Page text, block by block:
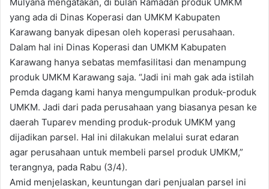
yang ada di Dinas Koperasi dan UMKM Kabupaten
Karawang banyak dipesan oleh koperasi perusahaan.
Dalam hal ini Dinas Koperasi dan UMKM Kabupaten
Karawang hanya sebatas memfasilitasi dan menampung
produk UMKM Karawang saja. “Jadi ini mah gak ada istilah
Pemda dagang kami hanya mengumpulkan produk-produk
UMKM. Jadi dari pada perusahaan yang biasanya pesan ke
daerah Tuparev mending produk-produk UMKM yang
dijadikan parsel. Hal ini dilakukan melalui surat edaran
agar perusahaan untuk membeli parsel produk UMKM,”
terangnya, pada Rabu (3/4).
Amid menjelaskan, keuntungan dari penjualan parsel ini